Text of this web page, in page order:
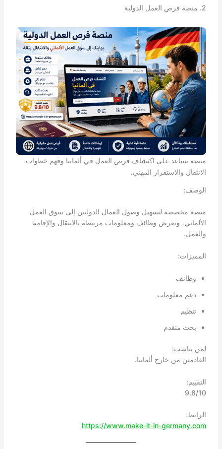
2. منصة فرص العمل الدولية
منصة تساعد على اكتشاف فرص العمل في ألمانيا وفهم خطوات
الانتقال والاستقرار المهني.
الوصف:
منصة مخصصة لتسهيل وصول العمال الدوليين إلى سوق العمل
الألماني، وتعرض وظائف ومعلومات مرتبطة بالانتقال والإقامة
والعمل.
المميزات:
وظائف
دعم معلومات
تنظيم
بحث متقدم
لمن يناسب:
القادمين من خارج ألمانيا.
التقييم:
9.8/10
الرابط:
https://www.make-it-in-germany.com